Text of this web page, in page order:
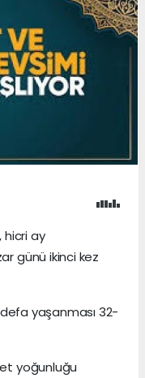
hicri ay
günü ikinci kez
defa yaşanması 32-
yoğunluğu